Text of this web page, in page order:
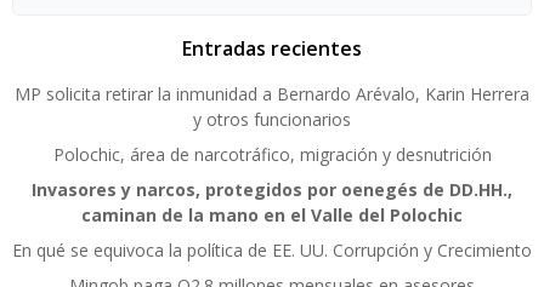
Entradas recientes
MP solicita retirar la inmunidad a Bernardo Arévalo, Karin Herrera
y otros funcionarios
Polochic, área de narcotráfico, migración y desnutrición
Invasores y narcos, protegidos por oenegés de DD.HH.,
caminan de la mano en el Valle del Polochic
En qué se equivoca la política de EE. UU. Corrupción y Crecimiento